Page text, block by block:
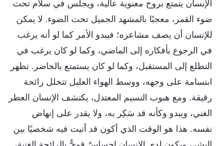
الإنسان يتمتع بروح معنوية عالية، ويجلس في سلام تحت
ضوء القمر، معجبًا بالمشهد الجميل تحت الضوء. لا يمكن
للإنسان أن يصف مشاعره؛ فيبدو الأمر كما لو أنه يرغب
في الرجوع بأفكاره إلى الماضي، وكما لو كان يرغب في
التطلع إلى المستقبل، وكما لو كان يستمتع بالحاضر. تظهر
ابتسامة على وجهه، ووسط الهواء العليل تتخلل رائحة
رقيقة. ومع هبوب النسيم المعتدل، يكتشف الإنسان العطر
الغني، ويبدو وكأنه قد سَكِر به، ولا يقدر على إنهاض
نفسه. هذا هو الوقت الذي أكون قد أتيت فيه شخصيًا بين